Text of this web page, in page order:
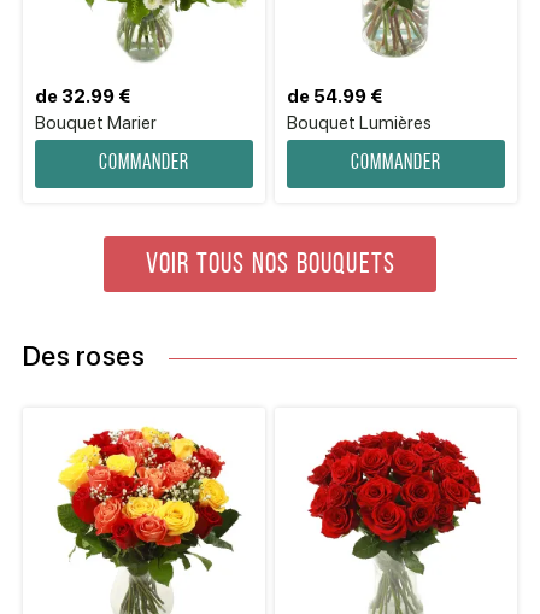
Bouquet Marier
de 32.99 €
Commander
Bouquet Lumières
de 54.99 €
Commander
VOIR TOUS NOS BOUQUETS
Des roses